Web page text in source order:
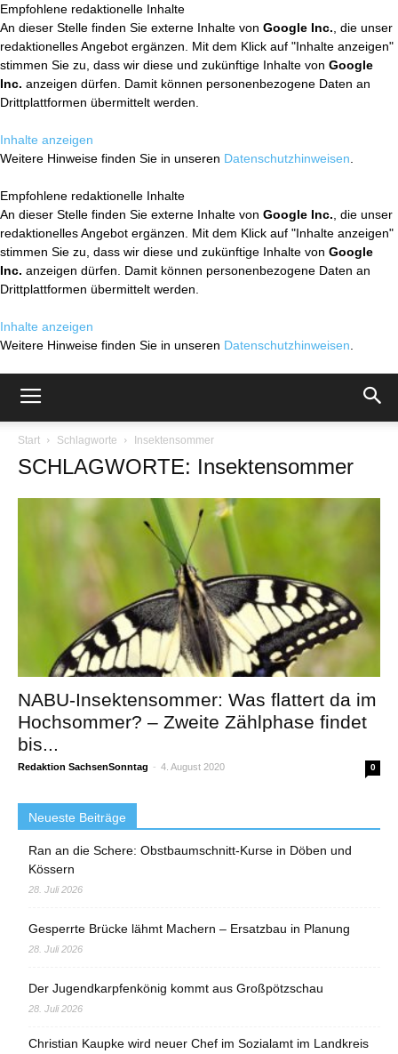
Empfohlene redaktionelle Inhalte
An dieser Stelle finden Sie externe Inhalte von Google Inc. , die unser
redaktionelles Angebot ergänzen. Mit dem Klick auf "Inhalte anzeigen"
stimmen Sie zu, dass wir diese und zukünftige Inhalte von Google
Inc. anzeigen dürfen. Damit können personenbezogene Daten an
Drittplattformen übermittelt werden.
Inhalte anzeigen
Weitere Hinweise finden Sie in unseren Datenschutzhinweisen
Empfohlene redaktionelle Inhalte
An dieser Stelle finden Sie externe Inhalte von Google Inc. , die unser
redaktionelles Angebot ergänzen. Mit dem Klick auf "Inhalte anzeigen"
stimmen Sie zu, dass wir diese und zukünftige Inhalte von Google
Inc. anzeigen dürfen. Damit können personenbezogene Daten an
Drittplattformen übermittelt werden.
Inhalte anzeigen
Weitere Hinweise finden Sie in unseren Datenschutzhinweisen
Start Schlagworte Insektensommer
SCHLAGWORTE: Insektensommer
NABU-Insektensommer: Was flattert da im
Hochsommer? – Zweite Zählphase findet
bis...
Redaktion SachsenSonntag - 4. August 2020 0
Neueste Beiträge
Ran an die Schere: Obstbaumschnitt-Kurse in Döben und
Kössern
28. Juli 2026
Gesperrte Brücke lähmt Machern – Ersatzbau in Planung
28. Juli 2026
Der Jugendkarpfenkönig kommt aus Großpötzschau
28. Juli 2026
Christian Kaupke wird neuer Chef im Sozialamt im Landkreis